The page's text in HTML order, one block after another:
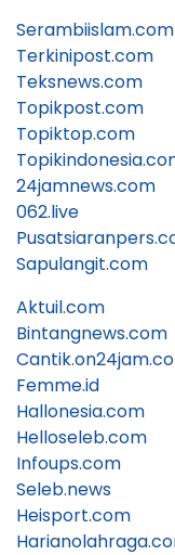
Serambiislam.com
Terkinipost.com
Teksnews.com
Topikpost.com
Topiktop.com
24jamnews.com
062.live
Sapulangit.com
Aktuil.com
Bintangnews.com
Femme.id
Hallonesia.com
Helloseleb.com
Infoups.com
Seleb.news
Heisport.com